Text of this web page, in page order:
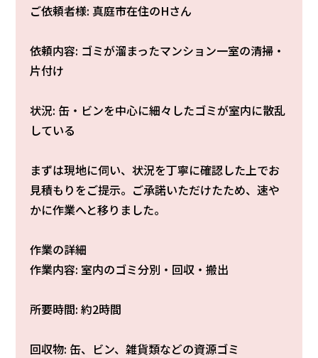
ご依頼者様: 真庭市在住のHさん
依頼内容: ゴミが溜まったマンション一室の清掃・
片付け
状況: 缶・ビンを中心に細々したゴミが室内に散乱
している
まずは現地に伺い、状況を丁寧に確認した上でお
見積もりをご提示。ご承諾いただけたため、速や
かに作業へと移りました。
作業の詳細
作業内容: 室内のゴミ分別・回収・搬出
所要時間: 約2時間
回収物: 缶、ビン、雑貨類などの資源ゴミ